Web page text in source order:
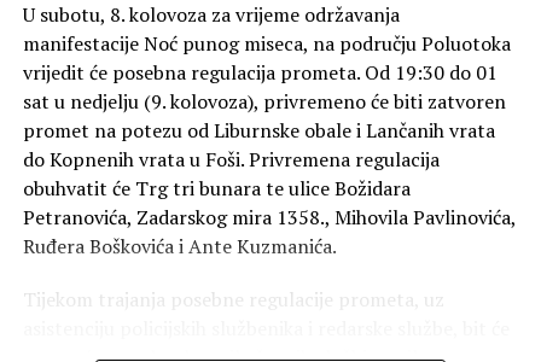
U subotu, 8. kolovoza za vrijeme održavanja
manifestacije Noć punog miseca, na području Poluotoka
vrijedit će posebna regulacija prometa. Od 19:30 do 01
sat u nedjelju (9. kolovoza), privremeno će biti zatvoren
promet na potezu od Liburnske obale i Lančanih vrata
do Kopnenih vrata u Foši. Privremena regulacija
obuhvatit će Trg tri bunara te ulice Božidara
Petranovića, Zadarskog mira 1358., Mihovila Pavlinovića,
Ruđera Boškovića i Ante Kuzmanića.
Tijekom trajanja posebne regulacije prometa, uz